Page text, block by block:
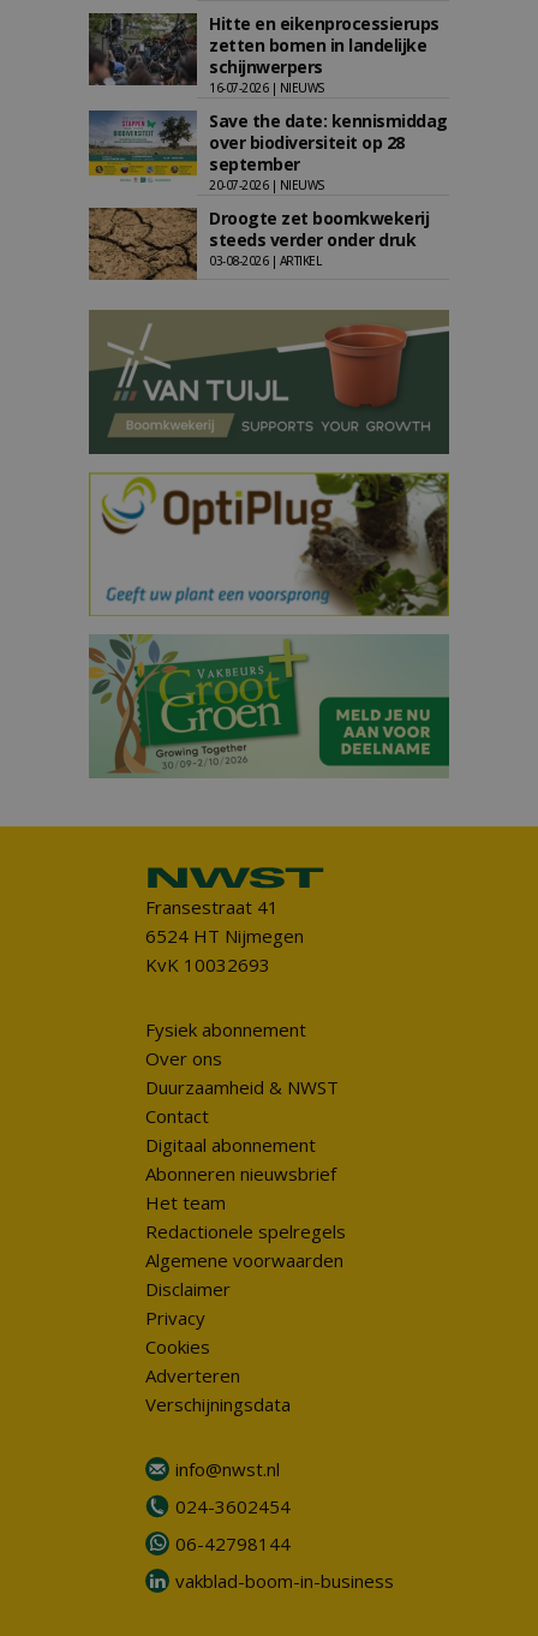
Hitte en eikenprocessierups
zetten bomen in landelijke
schijnwerpers
16-07-2026 | NIEUWS
Save the date: kennismiddag
over biodiversiteit op 28
september
20-07-2026 | NIEUWS
Droogte zet boomkwekerij
steeds verder onder druk
03-08-2026 | ARTIKEL
Fransestraat 41
6524 HT Nijmegen
KvK 10032693
Fysiek abonnement
Over ons
Duurzaamheid & NWST
Contact
Digitaal abonnement
Abonneren nieuwsbrief
Het team
Redactionele spelregels
Algemene voorwaarden
Disclaimer
Privacy
Cookies
Adverteren
Verschijningsdata
info@nwst.nl
024-3602454
06-42798144
vakblad-boom-in-business